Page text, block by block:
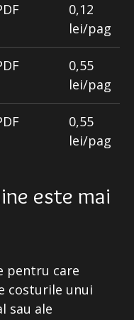
0,12
lei/pag
0,55
lei/pag
0,55
lei/pag
este mai
pentru care
costurile unui
sau ale